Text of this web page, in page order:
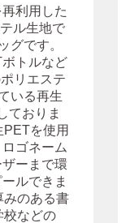
利用した
ル生地で
グです。
トルなど
リエステ
いる再生
ておりま
を使用
ゴネーム
ーまで環
ルできま
みのある書
校などの